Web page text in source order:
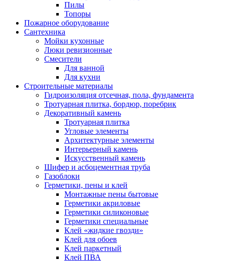
Пилы
Топоры
Пожарное оборудование
Сантехника
Мойки кухонные
Люки ревизионные
Смесители
Для ванной
Для кухни
Строительные материалы
Гидроизоляция отсечная, пола, фундамента
Тротуарная плитка, бордюр, поребрик
Декоративный камень
Тротуарная плитка
Угловые элементы
Архитектурные элементы
Интерьерный камень
Искусственный камень
Шифер и асбоцементная труба
Газоблоки
Герметики, пены и клей
Монтажные пены бытовые
Герметики акриловые
Герметики силиконовые
Герметики специальные
Клей «жидкие гвозди»
Клей для обоев
Клей паркетный
Клей ПВА